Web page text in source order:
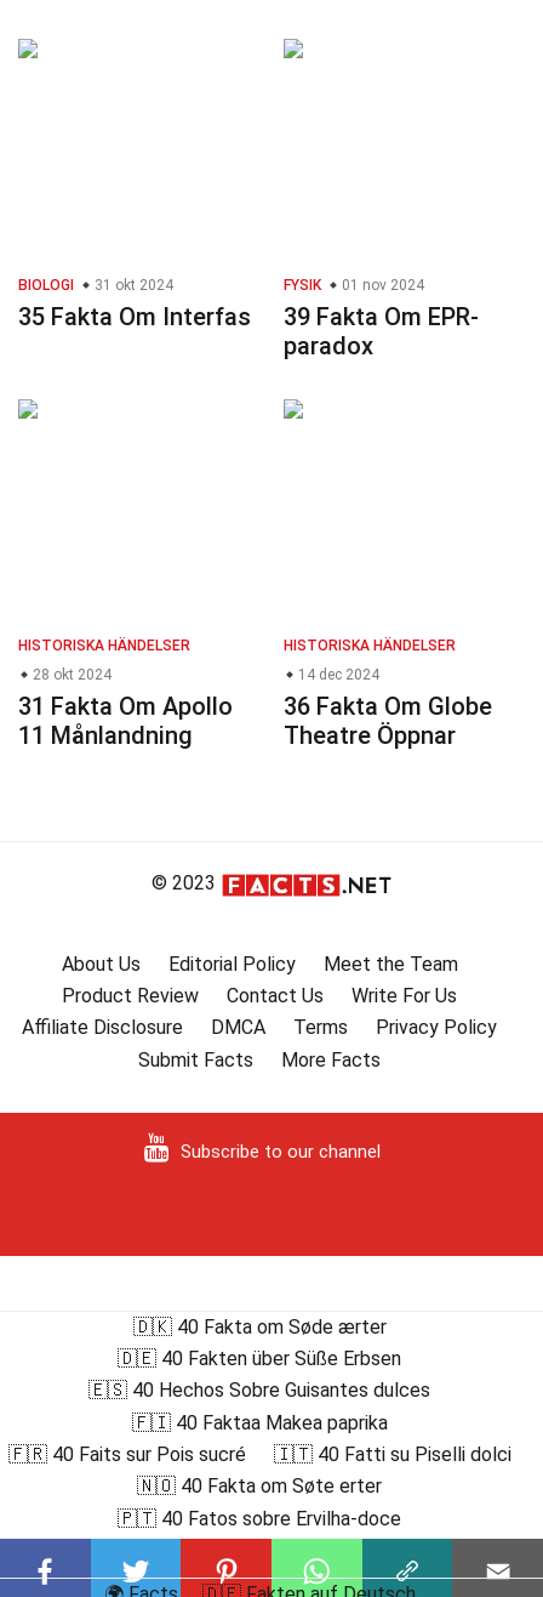
BIOLOGI 31 okt 2024
35 Fakta Om Interfas
FYSIK 01 nov 2024
39 Fakta Om EPR-
paradox
HISTORISKA HÄNDELSER
28 okt 2024
31 Fakta Om Apollo
11 Månlandning
HISTORISKA HÄNDELSER
14 dec 2024
36 Fakta Om Globe
Theatre Öppnar
© 2023
About Us Editorial Policy
Meet the Team
Product Review
Contact Us
Write For Us
Affiliate Disclosure
DMCA Terms
Privacy Policy
Submit Facts
More Facts
Subscribe to our channel
🇩🇰 40 Fakta om Søde ærter
🇩🇪 40 Fakten über Süße Erbsen
🇪🇸 40 Hechos Sobre Guisantes dulces
🇫🇮 40 Faktaa Makea paprika
🇫🇷 40 Faits sur Pois sucré
🇮🇹 40 Fatti su Piselli dolci
🇳🇴 40 Fakta om Søte erter
🇵🇹 40 Fatos sobre Ervilha-doce